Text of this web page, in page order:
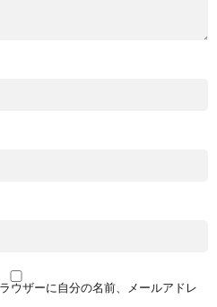
ウザーに自分の名前、メールアドレ